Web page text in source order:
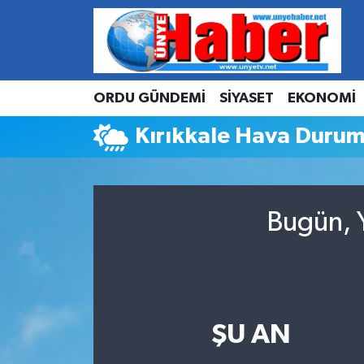
ORDU GÜNDEMİ SİYASET EKONOMİ
Kırıkkale Hava
Bugün,
ŞU AN
Hava Durumu
Trafik Durumu
Süper Lig Puan Durumu ve Fikstür
Tüm Manşetler